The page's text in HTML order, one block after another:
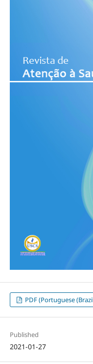
PDF (Portuguese
Published
2021-01-27